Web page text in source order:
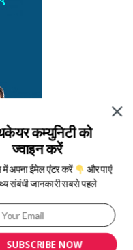
SUBSCRIBE NOW
कम्युनिटी को
ज्वाइन करें
में अपना ईमेल एंटर करें और पाएं
संबंधी जानकारी सबसे पहले